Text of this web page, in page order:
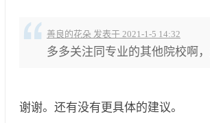
善良的花朵 发表于 2021-1-5 14:32
多多关注同专业的其他院校啊
谢谢。还有没有更具体的建议。